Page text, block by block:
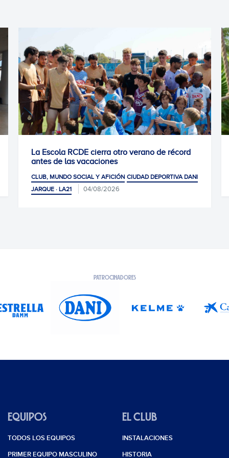
RCDE cierra otro verano de récord
de las vacaciones
SOCIAL Y AFICIÓN CIUDAD DEPORTIVA DANI
04/08/2026
PATROCINADORES
EQUIPOS
TODOS LOS EQUIPOS
PRIMER EQUIPO MASCULINO
EL CLUB
INSTALACIONES
HISTORIA